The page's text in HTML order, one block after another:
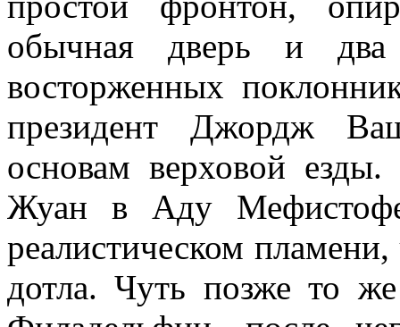
обычная дверь и
восторженных
президент Джордж
основам верховой
Жуан в Аду
реалистическом
дотла. Чуть позже то